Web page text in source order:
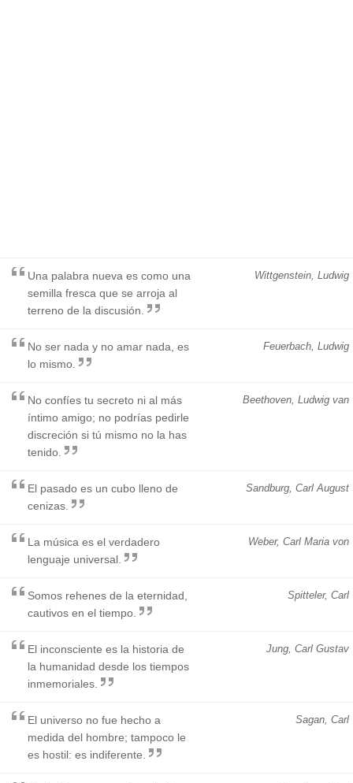
Wittgenstein, Ludwig
Una palabra nueva es como una
semilla fresca que se arroja al
terreno de la discusión.
Feuerbach, Ludwig
No ser nada y no amar nada, es
lo mismo.
Beethoven, Ludwig van
No confíes tu secreto ni al más
íntimo amigo; no podrías pedirle
discreción si tú mismo no la has
tenido.
Sandburg, Carl August
El pasado es un cubo lleno de
cenizas.
Weber, Carl Maria von
La música es el verdadero
lenguaje universal.
Spitteler, Carl
Somos rehenes de la eternidad,
cautivos en el tiempo.
Jung, Carl Gustav
El inconsciente es la historia de
la humanidad desde los tiempos
inmemoriales.
Sagan, Carl
El universo no fue hecho a
medida del hombre; tampoco le
es hostil: es indiferente.